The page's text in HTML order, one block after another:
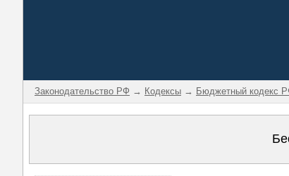
Законодательство РФ → Кодексы → Бюджетный кодекс